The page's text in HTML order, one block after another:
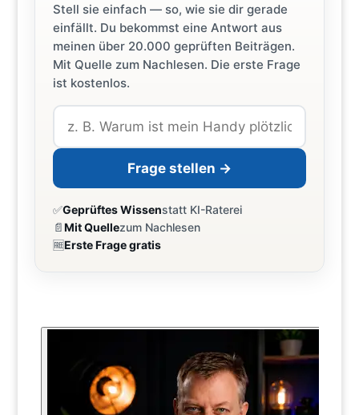
Stell sie einfach — so, wie sie dir gerade
einfällt. Du bekommst eine Antwort aus
meinen über 20.000 geprüften Beiträgen.
Mit Quelle zum Nachlesen. Die erste Frage
ist kostenlos.
Frage stellen →
✅Geprüftes Wissenstatt KI-Raterei
📄Mit Quellezum Nachlesen
🆓Erste Frage gratis